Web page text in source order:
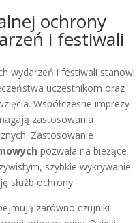
ochrony
i festiwali
wydarzeń i festiwali stanowi
uczestnikom oraz
Współczesne imprezy
zastosowania
Zastosowanie
pozwala na bieżące
szybkie wykrywanie
służb ochrony.
zarówno czujniki